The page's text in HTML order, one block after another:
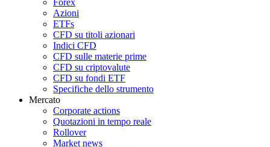
Azioni
ETFs
CFD su titoli azionari
Indici CFD
CFD sulle materie prime
CFD su criptovalute
CFD su fondi ETF
Specifiche dello strumento
Mercato
Corporate actions
Quotazioni in tempo reale
Rollover
Market news